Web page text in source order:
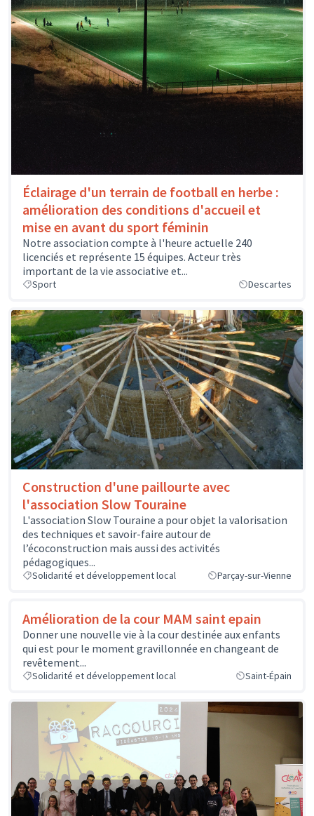
Éclairage d'un terrain de football en herbe :
amélioration des conditions d'accueil et
mise en avant du sport féminin
Notre association compte à l'heure actuelle 240
licenciés et représente 15 équipes. Acteur très
important de la vie associative et...
Sport Descartes
Construction d'une paillourte avec
l'association Slow Touraine
L'association Slow Touraine a pour objet la valorisation
des techniques et savoir-faire autour de
l’écoconstruction mais aussi des activités
pédagogiques...
Solidarité et développement local Parçay-sur-Vienne
Amélioration de la cour MAM saint epain
Donner une nouvelle vie à la cour destinée aux enfants
qui est pour le moment gravillonnée en changeant de
revêtement...
Solidarité et développement local Saint-Épain